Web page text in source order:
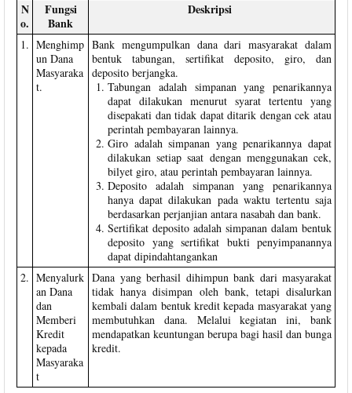
N
o.
Fungsi
Bank
Deskripsi
1. Menghimp
un Dana
Masyaraka
t.
Bank mengumpulkan dana dari masyarakat dalam
bentuk tabungan, sertifikat deposito, giro, dan
deposito berjangka.
Tabungan adalah simpanan yang penarikannya
dapat dilakukan menurut syarat tertentu yang
disepakati dan tidak dapat ditarik dengan cek atau
perintah pembayaran lainnya.
Giro adalah simpanan yang penarikannya dapat
dilakukan setiap saat dengan menggunakan cek,
bilyet giro, atau perintah pembayaran lainnya.
Deposito adalah simpanan yang penarikannya
hanya dapat dilakukan pada waktu tertentu saja
berdasarkan perjanjian antara nasabah dan bank.
Sertifikat deposito adalah simpanan dalam bentuk
deposito yang sertifikat bukti penyimpanannya
dapat dipindahtangankan
2. Menyalurk
an Dana
dan
Memberi
Kredit
kepada
Masyaraka
t
Dana yang berhasil dihimpun bank dari masyarakat
tidak hanya disimpan oleh bank, tetapi disalurkan
kembali dalam bentuk kredit kepada masyarakat yang
membutuhkan dana. Melalui kegiatan ini, bank
mendapatkan keuntungan berupa bagi hasil dan bunga
kredit.